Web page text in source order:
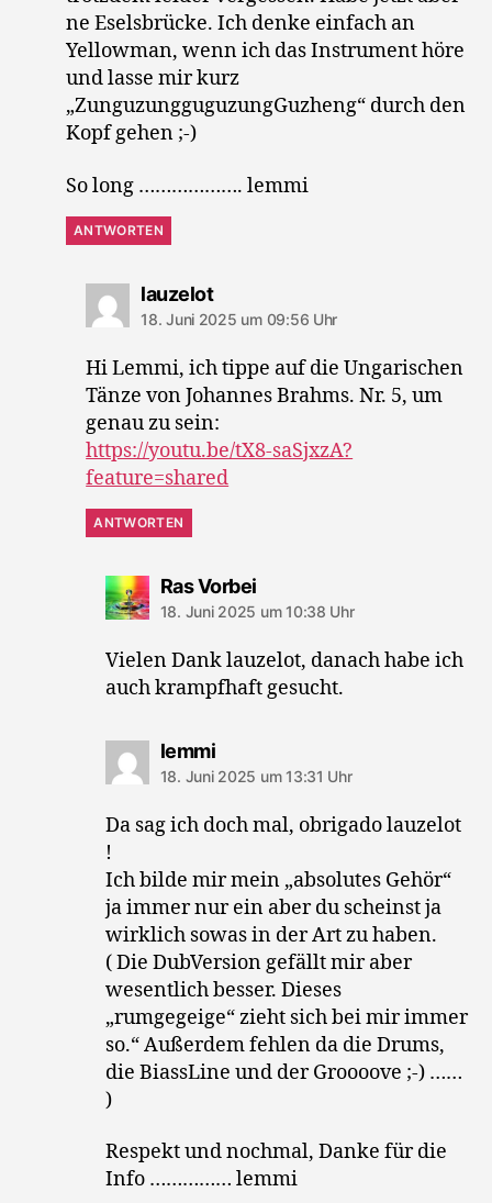
ne Eselsbrücke. Ich denke einfach an
Yellowman, wenn ich das Instrument höre
und lasse mir kurz
„ZunguzungguguzungGuzheng“ durch den
Kopf gehen ;-)
So long ………………. lemmi
ANTWORTEN
lauzelotsagt:
18. Juni 2025 um 09:56 Uhr
Hi Lemmi, ich tippe auf die Ungarischen
Tänze von Johannes Brahms. Nr. 5, um
genau zu sein:
https://youtu.be/tX8-saSjxzA?
feature=shared
ANTWORTEN
Ras Vorbeisagt:
18. Juni 2025 um 10:38 Uhr
Vielen Dank lauzelot, danach habe ich
auch krampfhaft gesucht.
lemmisagt:
18. Juni 2025 um 13:31 Uhr
Da sag ich doch mal, obrigado lauzelot
!
Ich bilde mir mein „absolutes Gehör“
ja immer nur ein aber du scheinst ja
wirklich sowas in der Art zu haben.
( Die DubVersion gefällt mir aber
wesentlich besser. Dieses
„rumgegeige“ zieht sich bei mir immer
so.“ Außerdem fehlen da die Drums,
die BiassLine und der Groooove ;-) ……
)
Respekt und nochmal, Danke für die
Info …………… lemmi